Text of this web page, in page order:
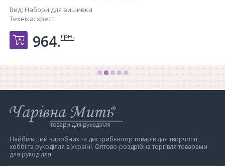
Вид: Набори для вишивки
Техніка: хрест
Добавить в корзину
964.грн.
Інтернет-
магазин
Мить
Найбільший виробник та дистрибьютор товарів для творчості,
хоббі та рукоділля в Україні. Оптово-роздрібна торгівля товарами
для рукоділля.